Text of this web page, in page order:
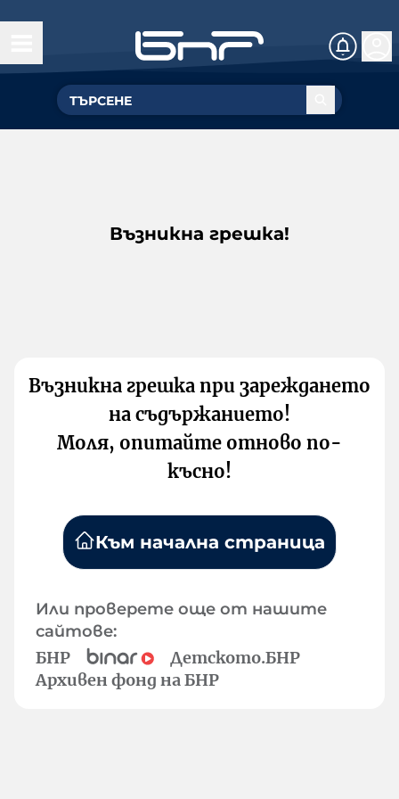
Възникна грешка!
Възникна грешка при зареждането
на съдържанието!
Моля, опитайте отново по-
късно!
Към начална страница
Или проверете още от нашите
сайтове:
БНР
Детското.БНР
Архивен фонд на БНР